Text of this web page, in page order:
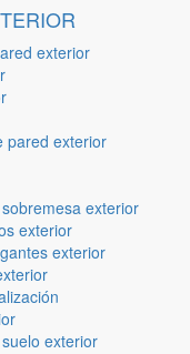
exterior
pared exterior
exterior
exterior
exterior
exterior